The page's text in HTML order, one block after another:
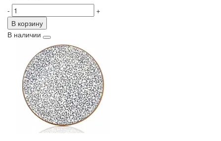
-
+
В корзину
В наличии